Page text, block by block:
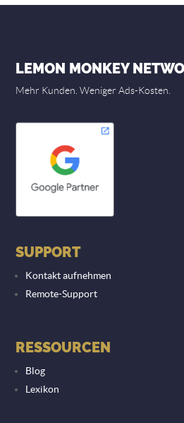
LEMON MONKEY
Mehr Kunden. Weniger Ads-Kosten.
SUPPORT
Kontakt aufnehmen
Remote-Support
RESSOURCEN
Blog
Lexikon